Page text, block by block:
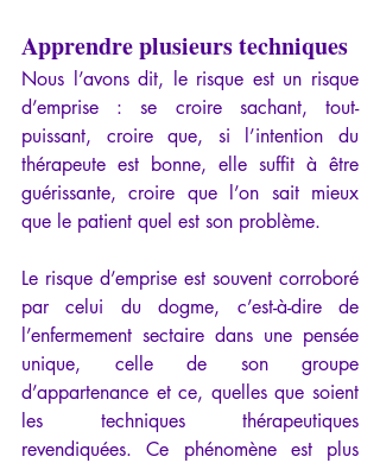
Apprendre plusieurs techniques
Nous l’avons dit, le risque est un risque
d’emprise : se croire sachant, tout-
puissant, croire que, si l’intention du
thérapeute est bonne, elle suffit à être
guérissante, croire que l’on sait mieux
que le patient quel est son problème.
Le risque d’emprise est souvent corroboré
par celui du dogme, c’est-à-dire de
l’enfermement sectaire dans une pensée
unique, celle de son groupe
d’appartenance et ce, quelles que soient
les techniques thérapeutiques
revendiquées. Ce phénomène est plus